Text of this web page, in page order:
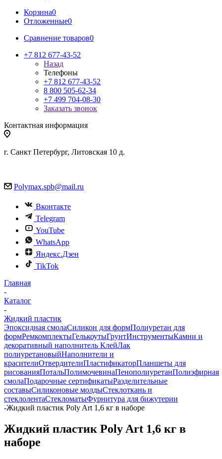
Корзина0
Отложенные0
Сравнение товаров0
+7 812 677-43-52
Назад
Телефоны
+7 812 677-43-52
8 800 505-62-34
+7 499 704-08-30
Заказать звонок
Контактная информация
г. Санкт Петербург, Литовская 10 д.
Polymax.spb@mail.ru
Вконтакте
Telegram
YouTube
WhatsApp
Яндекс.Дзен
TikTok
Главная
-
Каталог
-
Жидкий пластик
Эпоксидная смолаСиликон для формПолиуретан для
формРемкомплектыГелькоутыГрунтИнструментыКамни и
декоративный наполнитель КлейЛак
полиуретановыйНаполнители и
красителиОтвердителиПластификаторПланшеты для
рисованияПотальПолимочевинаПенополиуретанПолиэфирная
смолаПодарочные сертификатыРазделительные
составыСиликоновые молдыСтеклоткань и
стеклолентаСтекломатыФурнитура для бижутерии
-Жидкий пластик Poly Art 1,6 кг в наборе
Жидкий пластик Poly Art 1,6 кг в
наборе